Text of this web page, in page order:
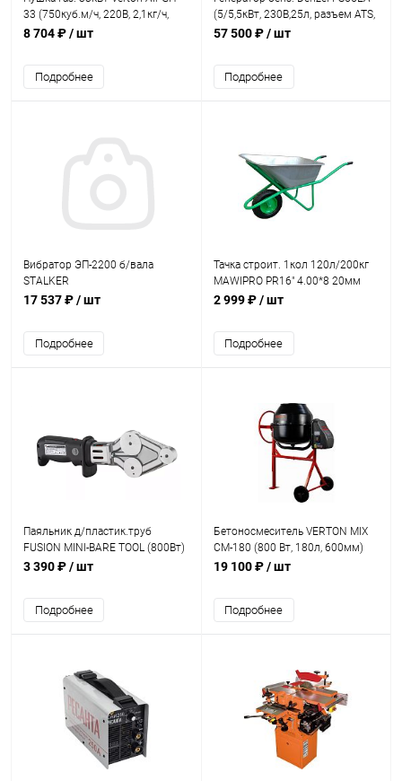
33 (750куб.м/ч, 220В, 2,1кг/ч,
шланг 1,5м)
8 704 ₽/ шт
Подробнее
(5/5,5кВт, 230В,25л, разъем ATS,
эл.стартер)
57 500 ₽/ шт
Подробнее
Вибратор ЭП-2200 б/вала
STALKER
17 537 ₽/ шт
Подробнее
Тачка строит. 1кол 120л/200кг
MAWIPRO PR16" 4.00*8 20мм
пневмо
2 999 ₽/ шт
Подробнее
Паяльник д/пластик.труб
FUSION MINI-BARE TOOL (800Вт)
3 390 ₽/ шт
Подробнее
Бетоносмеситель VERTON MIX
СМ-180 (800 Вт, 180л, 600мм)
чугун венец
19 100 ₽/ шт
Подробнее